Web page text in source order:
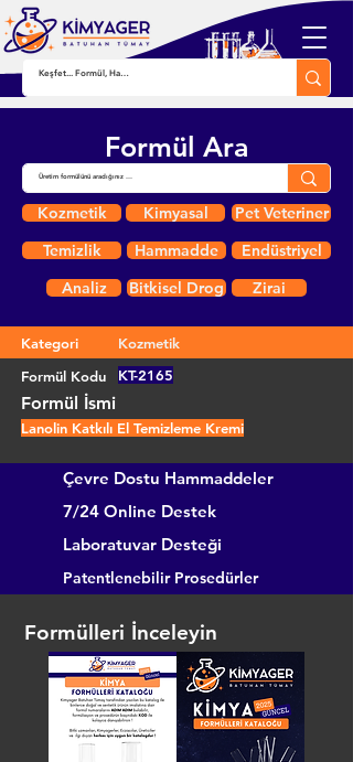
Formül Ara
Kozmetik Kimyasal
Pet Veteriner
Temizlik
Hammadde
Endüstriyel
Analiz
Bitkisel Drog Zirai
Kategori
Kozmetik
Formül Kodu
KT-2165
Formül İsmi
Lanolin Katkılı El Temizleme Kremi
Çevre Dostu Hammaddeler
7/24 Online Destek
Laboratuvar Desteği
Patentlenebilir Prosedürler
Formülleri İnceleyin